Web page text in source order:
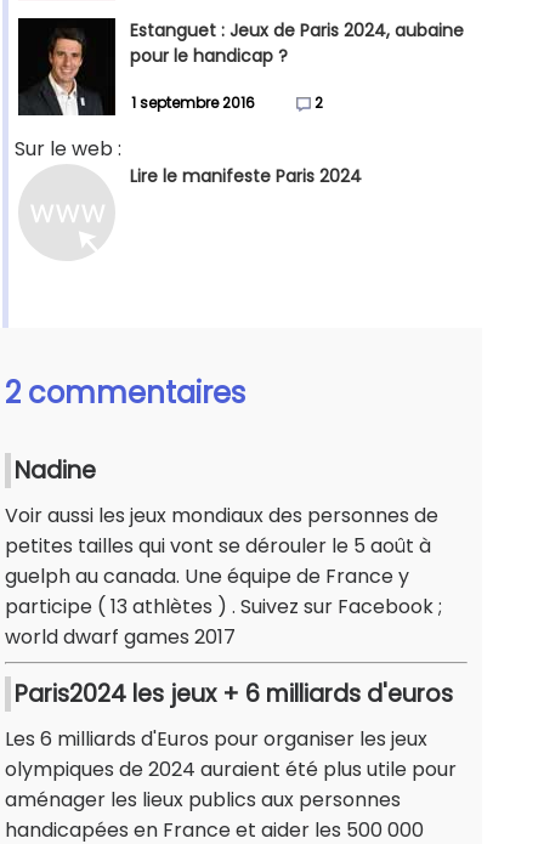
Estanguet : Jeux de Paris 2024, aubaine
pour le handicap ?
1 septembre 2016 2
Sur le web :
Lire le manifeste Paris 2024
2 commentaires
Nadine
Voir aussi les jeux mondiaux des personnes de
petites tailles qui vont se dérouler le 5 août à
guelph au canada. Une équipe de France y
participe ( 13 athlètes ) . Suivez sur Facebook ;
world dwarf games 2017
Paris2024 les jeux + 6 milliards d'euros
Les 6 milliards d'Euros pour organiser les jeux
olympiques de 2024 auraient été plus utile pour
aménager les lieux publics aux personnes
handicapées en France et aider les 500 000